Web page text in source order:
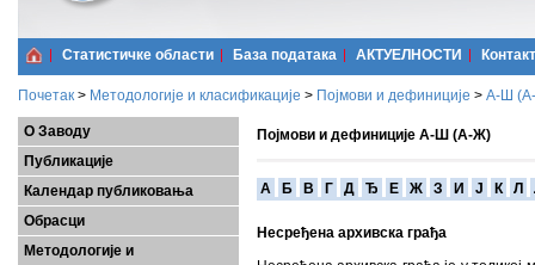
Статистичке области Базa података АКТУЕЛНОСТИ Контакт
Почетак > Методологије и класификације > Појмови и дефиниције > А-Ш
О Заводу
Публикације
Календар публиковања
Обрасци
Методологије и
Појмови и дефиниције А-Ш (А-Ж)
A Б В Г Д Ђ Е Ж З И Ј К Л
Несређена архивска грађа